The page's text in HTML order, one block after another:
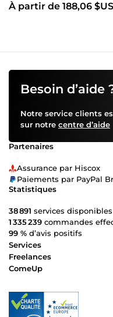
À partir de 188,06 $US
Besoin d’aide
Notre service clients
sur notre centre d’aide
Partenaires
Assurance par Hiscox
Paiements par PayPal
Statistiques
38 891 services disponibles
1 335 239 commandes
99 % d’avis positifs
Services
Freelances
ComeUp